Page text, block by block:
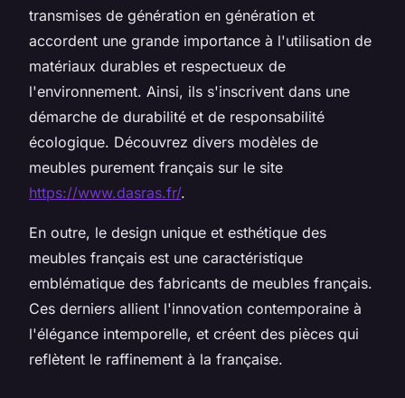
transmises de génération en génération et
accordent une grande importance à l'utilisation de
matériaux durables et respectueux de
l'environnement. Ainsi, ils s'inscrivent dans une
démarche de durabilité et de responsabilité
écologique. Découvrez divers modèles de
meubles purement français sur le site
https://www.dasras.fr/.
En outre, le design unique et esthétique des
meubles français est une caractéristique
emblématique des fabricants de meubles français.
Ces derniers allient l'innovation contemporaine à
l'élégance intemporelle, et créent des pièces qui
reflètent le raffinement à la française.